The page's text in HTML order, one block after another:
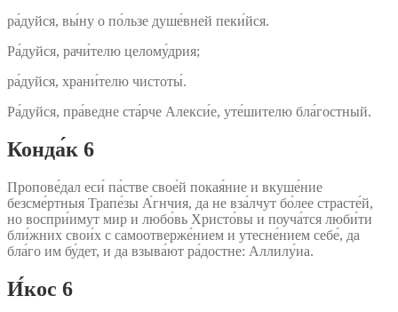
ра́дуйся, вы́ну о по́льзе душе́вней пеки́йся.
Ра́дуйся, рачи́телю целому́дрия;
ра́дуйся, храни́телю чистоты́.
Ра́дуйся, пра́ведне ста́рче Алекси́е, уте́шителю бла́гостный.
Конда́к 6
Пропове́дал еси́ па́стве свое́й покая́ние и вкуше́ние
безсме́ртныя Трапе́зы А́гнчия, да не вза́лчут бо́лее страсте́й,
но воспри́имут мир и любо́вь Христо́вы и поуча́тся люби́ти
бли́жних свои́х с самоотверже́нием и утесне́нием себе́, да
бла́го им бу́дет, и да взыва́ют ра́достне: Аллилу́иа.
И́кос 6